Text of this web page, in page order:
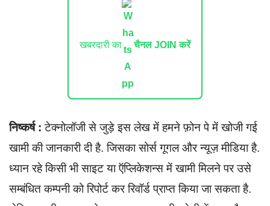
खबरदारी का चैनल JOIN करें
निष्कर्ष :टेक्नोलॉजी से जुड़े इस लेख में हमने फ़ोन पे में खोजी गई
खामी की जानकारी दी है. जिसका सोर्स गूगल और न्यूज़ मीडिया है.
ध्यान रहे किसी भी साइट या ऍप्लिकेशन्स में खामी मिलने पर उसे
सम्बंधित कम्पनी को रिपोर्ट कर रिवॉर्ड प्राप्त किया जा सकता है.